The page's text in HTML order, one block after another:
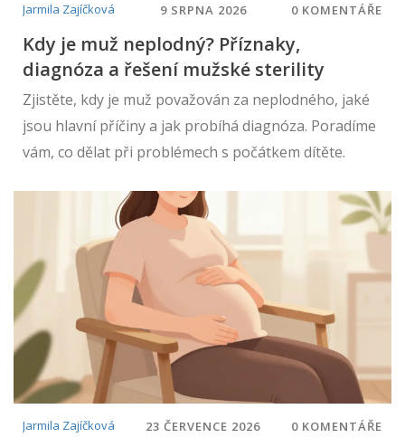
Jarmila Zajíčková 9 SRPNA 2026 0 KOMENTÁŘE
Kdy je muž neplodný? Příznaky,
diagnóza a řešení mužské sterility
Zjistěte, kdy je muž považován za neplodného, jaké
jsou hlavní příčiny a jak probíhá diagnóza. Poradíme
vám, co dělat při problémech s počátkem dítěte.
Jarmila Zajíčková 23 ČERVENCE 2026 0 KOMENTÁŘE